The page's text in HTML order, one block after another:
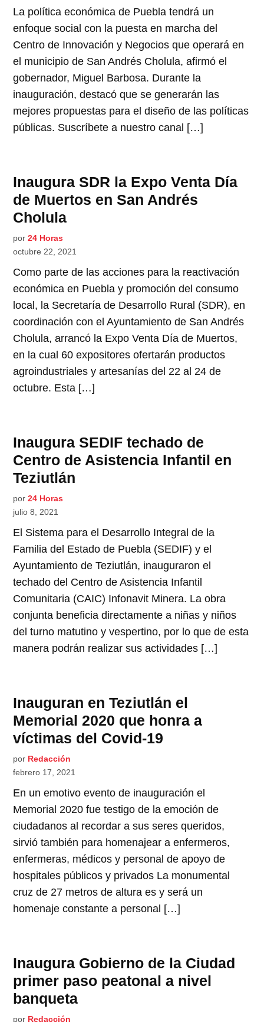
La política económica de Puebla tendrá un
enfoque social con la puesta en marcha del
Centro de Innovación y Negocios que operará en
el municipio de San Andrés Cholula, afirmó el
gobernador, Miguel Barbosa. Durante la
inauguración, destacó que se generarán las
mejores propuestas para el diseño de las políticas
públicas. Suscríbete a nuestro canal […]
Inaugura SDR la Expo Venta Día
de Muertos en San Andrés
Cholula
por 24 Horas
octubre 22, 2021
Como parte de las acciones para la reactivación
económica en Puebla y promoción del consumo
local, la Secretaría de Desarrollo Rural (SDR), en
coordinación con el Ayuntamiento de San Andrés
Cholula, arrancó la Expo Venta Día de Muertos,
en la cual 60 expositores ofertarán productos
agroindustriales y artesanías del 22 al 24 de
octubre. Esta […]
Inaugura SEDIF techado de
Centro de Asistencia Infantil en
Teziutlán
por 24 Horas
julio 8, 2021
El Sistema para el Desarrollo Integral de la
Familia del Estado de Puebla (SEDIF) y el
Ayuntamiento de Teziutlán, inauguraron el
techado del Centro de Asistencia Infantil
Comunitaria (CAIC) Infonavit Minera. La obra
conjunta beneficia directamente a niñas y niños
del turno matutino y vespertino, por lo que de esta
manera podrán realizar sus actividades […]
Inauguran en Teziutlán el
Memorial 2020 que honra a
víctimas del Covid-19
por Redacción
febrero 17, 2021
En un emotivo evento de inauguración el
Memorial 2020 fue testigo de la emoción de
ciudadanos al recordar a sus seres queridos,
sirvió también para homenajear a enfermeros,
enfermeras, médicos y personal de apoyo de
hospitales públicos y privados La monumental
cruz de 27 metros de altura es y será un
homenaje constante a personal […]
Inaugura Gobierno de la Ciudad
primer paso peatonal a nivel
banqueta
por Redacción